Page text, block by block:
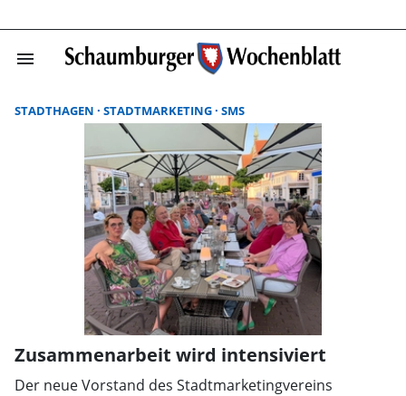
menu
STADTHAGEN STADTMARKETING SMS
Zusammenarbeit wird intensiviert
Der neue Vorstand des Stadtmarketingvereins